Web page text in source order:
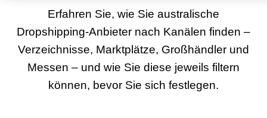
Erfahren Sie, wie Sie australische
Dropshipping-Anbieter nach Kanälen finden –
Verzeichnisse, Marktplätze, Großhändler und
Messen – und wie Sie diese jeweils filtern
können, bevor Sie sich festlegen.